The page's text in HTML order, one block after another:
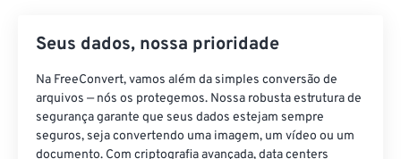
Seus dados, nossa prioridade
Na FreeConvert, vamos além da simples conversão de
arquivos — nós os protegemos. Nossa robusta estrutura de
segurança garante que seus dados estejam sempre
seguros, seja convertendo uma imagem, um vídeo ou um
documento. Com criptografia avançada, data centers